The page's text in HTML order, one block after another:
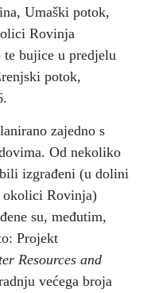
Umaški potok,
Rovinja
bujice u predjelu
potok,
zajedno s
Od nekoliko
izgrađeni (u dolini
okolici Rovinja)
su, međutim,
Projekt
Resources and
većega broja